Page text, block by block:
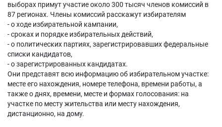
выборах примут участие около 300 тысяч членов комиссий в
87 регионах. Члены комиссий расскажут избирателям
- о ходе избирательной кампании,
- сроках и порядке избирательных действий,
- о политических партиях, зарегистрировавших федеральные
списки кандидатов,
- о зарегистрированных кандидатах.
Они представят всю информацию об избирательном участке:
месте его нахождения, номере телефона, времени работы, а
также о днях, времени, месте и формах голосования: на
участке по месту жительства или месту нахождения,
дистанционно, на дому.